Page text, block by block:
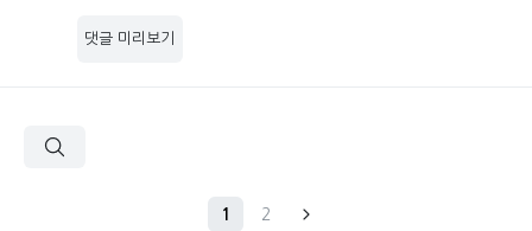
댓글 미리보기
1 2